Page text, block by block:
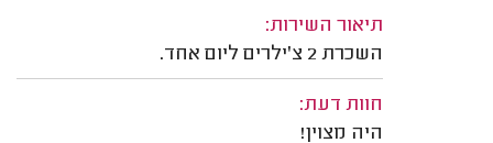
תיאור השירות:
השכרת 2 צ'ילרים ליום אחד.
חוות דעת:
היה מצוין!